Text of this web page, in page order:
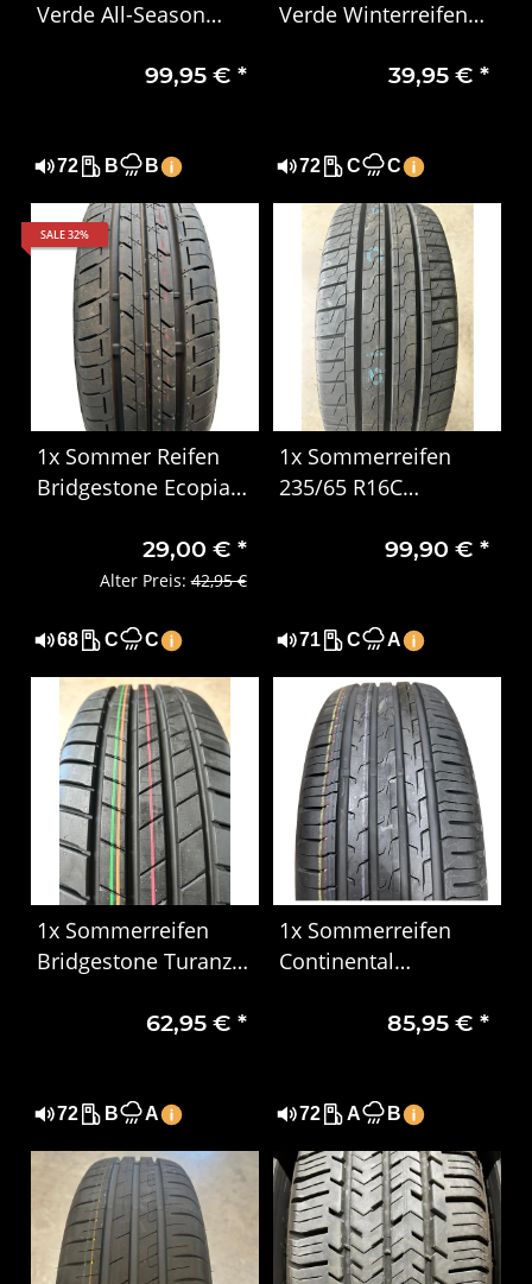
Verde All-Season
99,95 € *
72 B B
Verde Winterreifen
39,95 €*
72 C C
SALE 32%
1x Sommer Reifen
Bridgestone Ecopia
29,00 € *
Alter Preis:42,95 €
68 C C
1x Sommerreifen
235/65 R16C
Carrier 491899,90 €*
71 C A
1x Sommerreifen
Bridgestone Turanza
XL DOT 481962,95 € *
72 B A
1x Sommerreifen
Continental
R16 91V XL EVc DOT
85,95 €*
72 A B